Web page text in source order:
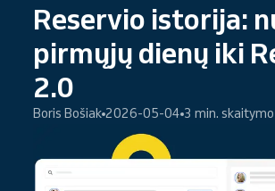
Reservio istorija:
pirmųjų dienų iki
2.0
Boris Bošiak 2026-05-04 3 min. skaitymo